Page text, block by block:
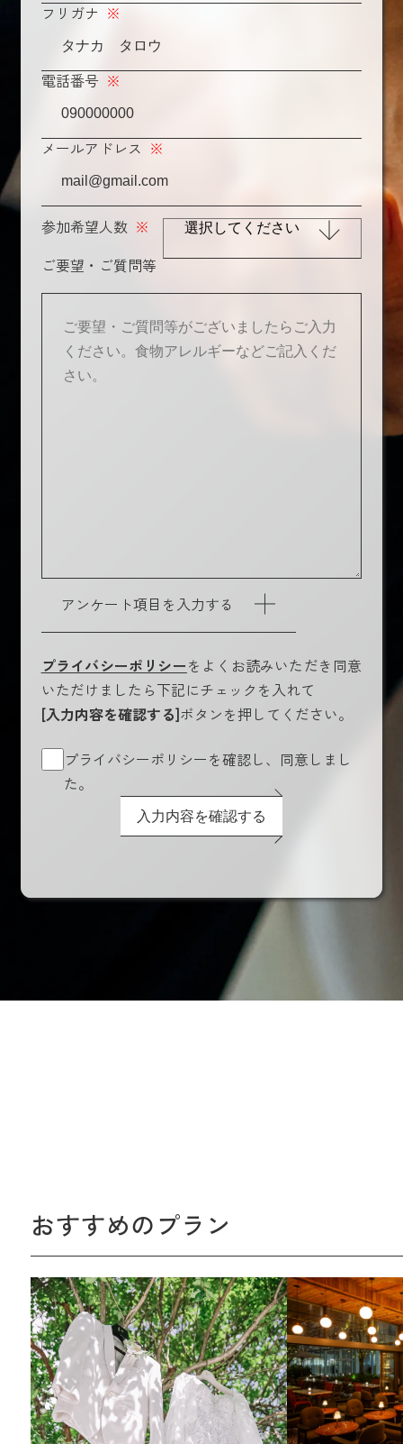
フリガナ ※
電話番号 ※
メールアドレス ※
参加希望人数 ※
ご要望・ご質問等
アンケート項目を入力する
プライバシーポリシーをよくお読みいただき同意
いただけましたら下記にチェックを入れて
[入力内容を確認する]ボタンを押してください。
プライバシーポリシーを確認し、同意しまし
た。
おすすめのプラン